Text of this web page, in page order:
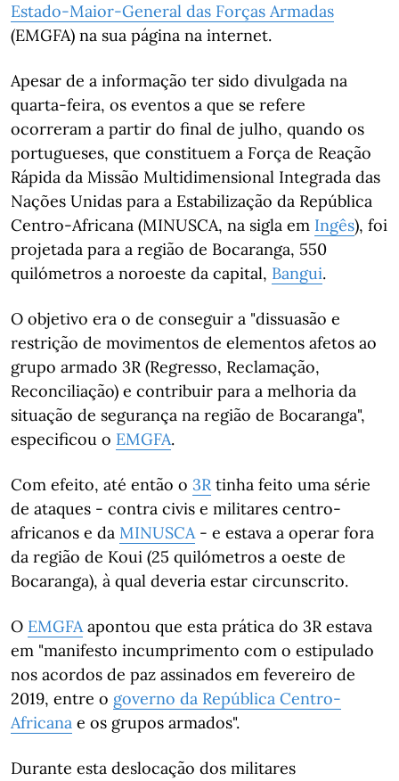
Estado-Maior-General das Forças Armadas
(EMGFA) na sua página na internet.
Apesar de a informação ter sido divulgada na
quarta-feira, os eventos a que se refere
ocorreram a partir do final de julho, quando os
portugueses, que constituem a Força de Reação
Rápida da Missão Multidimensional Integrada das
Nações Unidas para a Estabilização da República
Centro-Africana (MINUSCA, na sigla em Ingês), foi
projetada para a região de Bocaranga, 550
quilómetros a noroeste da capital, Bangui.
O objetivo era o de conseguir a "dissuasão e
restrição de movimentos de elementos afetos ao
grupo armado 3R (Regresso, Reclamação,
Reconciliação) e contribuir para a melhoria da
situação de segurança na região de Bocaranga",
especificou o EMGFA.
Com efeito, até então o 3Rtinha feito uma série
de ataques - contra civis e militares centro-
africanos e da MINUSCA- e estava a operar fora
da região de Koui (25 quilómetros a oeste de
Bocaranga), à qual deveria estar circunscrito.
O EMGFAapontou que esta prática do 3R estava
em "manifesto incumprimento com o estipulado
nos acordos de paz assinados em fevereiro de
2019, entre o governo da República Centro-
Africana e os grupos armados".
Durante esta deslocação dos militares